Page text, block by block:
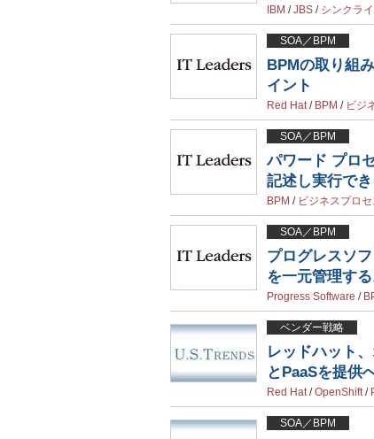
IBM /JBS / シンクラ
SOA／BPM
BPMの取り組
イント
Red Hat/ BPM / ビジ
SOA／BPM
パワード プロ
記述し実行で
BPM / ビジネスプロセ
SOA／BPM
プログレスソ
を一元管理す
Progress Software /
ベンダー戦略
レッドハット
とPaaSを提供
Red Hat/OpenShift/
SOA／BPM